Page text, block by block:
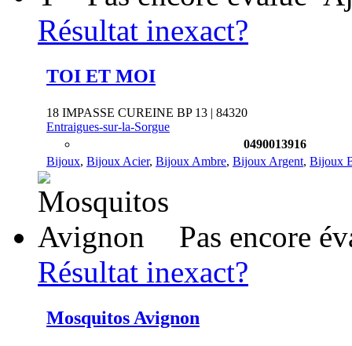
Résultat inexact?
TOI ET MOI
18 IMPASSE CUREINE BP 13 | 84320
Entraigues-sur-la-Sorgue
0490013916
Bijoux, Bijoux Acier, Bijoux Ambre, Bijoux Argent, Bijoux
Pas encore
Résultat inexact?
Mosquitos Avignon